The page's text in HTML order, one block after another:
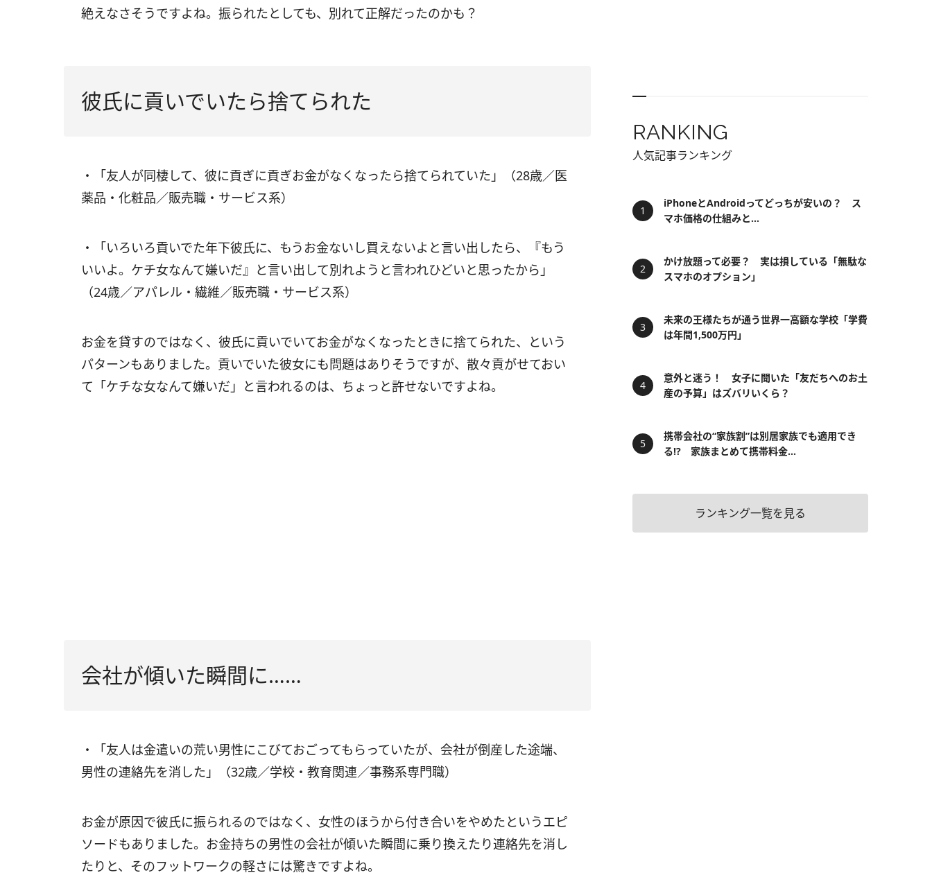
絶えなさそうですよね。振られたとしても、別れて正解だったのかも？
彼氏に貢いでいたら捨てられた
・「友人が同棲して、彼に貢ぎに貢ぎお金がなくなったら捨てられていた」（28歳／医
薬品・化粧品／販売職・サービス系）
・「いろいろ貢いでた年下彼氏に、もうお金ないし買えないよと言い出したら、『もう
いいよ。ケチ女なんて嫌いだ』と言い出して別れようと言われひどいと思ったから」
（24歳／アパレル・繊維／販売職・サービス系）
お金を貸すのではなく、彼氏に貢いでいてお金がなくなったときに捨てられた、という
パターンもありました。貢いでいた彼女にも問題はありそうですが、散々貢がせておい
て「ケチな女なんて嫌いだ」と言われるのは、ちょっと許せないですよね。
会社が傾いた瞬間に……
・「友人は金遣いの荒い男性にこびておごってもらっていたが、会社が倒産した途端、
男性の連絡先を消した」（32歳／学校・教育関連／事務系専門職）
お金が原因で彼氏に振られるのではなく、女性のほうから付き合いをやめたというエピ
ソードもありました。お金持ちの男性の会社が傾いた瞬間に乗り換えたり連絡先を消し
たりと、そのフットワークの軽さには驚きですよね。
RANKING
人気記事ランキング
iPhoneとAndroidってどっちが安いの？ ス
マホ価格の仕組みと...
かけ放題って必要？ 実は損している「無駄な
スマホのオプション」
未来の王様たちが通う世界一高額な学校「学費
は年間1,500万円」
意外と迷う！ 女子に聞いた「友だちへのお土
産の予算」はズバリいくら？
携帯会社の“家族割”は別居家族でも適用でき
る!? 家族まとめて携帯料金...
ランキング一覧を見る